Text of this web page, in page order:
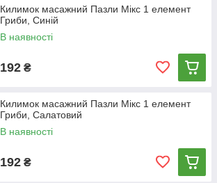
Килимок масажний Пазли Мікс 1 елемент
Гриби, Синій
В наявності
192 ₴
Килимок масажний Пазли Мікс 1 елемент
Гриби, Салатовий
В наявності
192 ₴